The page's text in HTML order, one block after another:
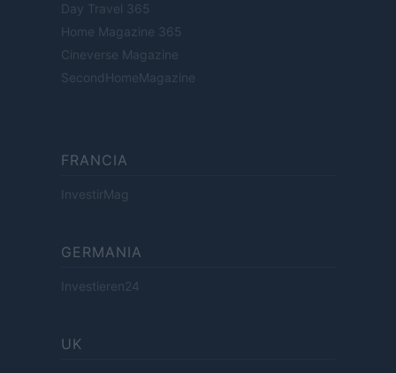
Day Travel 365
Home Magazine 365
Cineverse Magazine
SecondHomeMagazine
FRANCIA
InvestirMag
GERMANIA
Investieren24
UK